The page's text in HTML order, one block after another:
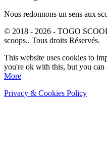
Nous redonnons un sens aux
© 2018 - 2026 - TOGO
scoops.. Tous droits Réservés.
This website uses cookies to
you're ok with this, but you
More
Privacy & Cookies Policy